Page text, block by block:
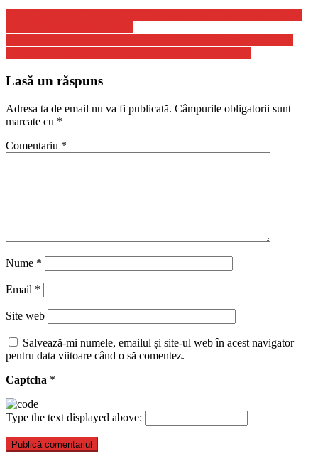
Lasă un răspuns
Adresa ta de email nu va fi publicată. Câmpurile obligatorii sunt
marcate cu *
Comentariu *
Nume *
Email *
Site web
Salvează-mi numele, emailul și site-ul web în acest navigator
pentru data viitoare când o să comentez.
Captcha *
Type the text displayed above: